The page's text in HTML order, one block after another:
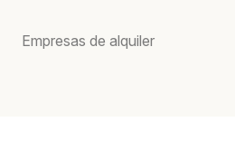
Empresas de alquiler